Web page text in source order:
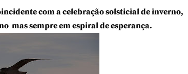
com a celebração solsticial de inverno,
mas sempre em espiral de esperança.